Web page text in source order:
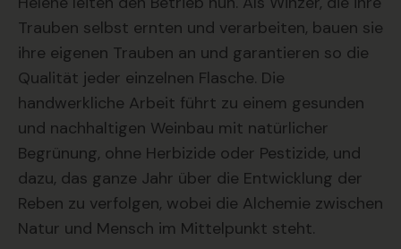
Trauben selbst ernten und verarbeiten, bauen sie
ihre eigenen Trauben an und garantieren so die
Qualität jeder einzelnen Flasche. Die
handwerkliche Arbeit führt zu einem gesunden
und nachhaltigen Weinbau mit natürlicher
Begrünung, ohne Herbizide oder Pestizide, und
dazu, das ganze Jahr über die Entwicklung der
Reben zu verfolgen, wobei die Alchemie zwischen
Natur und Mensch im Mittelpunkt steht.